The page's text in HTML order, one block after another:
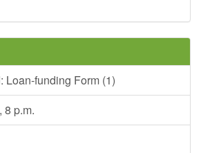
Loan-funding Form (1)
8 p.m.